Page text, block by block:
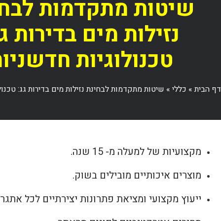
שיטות מתקדמות
נזילות מים בדירות
טכנולוגיות
דף הבית» כללי » שיטות מתקדמות לבחינת נזילות מים בדירות גג:
מקצועיות של למעלה מ- 15 שנה.
מוצרים איכותיים מובילים בשוק.
ייעוץ מקצועי ומציאת פתרונות יצירתיים לכל